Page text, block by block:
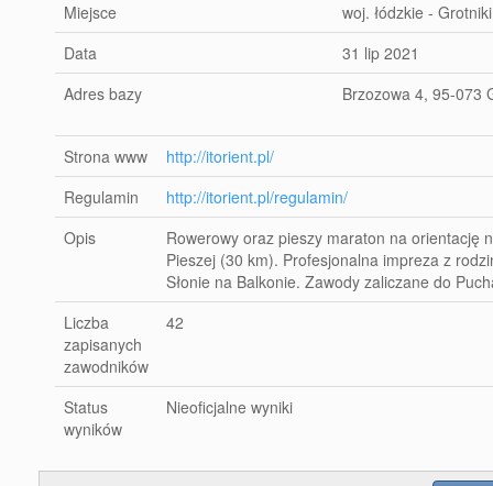
Miejsce
woj. łódzkie -
Data
31 lip 2021
Adres bazy
Brzozowa 4, 95-073
Strona www
http://itorient.pl/
Regulamin
http://itorient.pl/regulamin/
Opis
Rowerowy oraz pieszy maraton na orientację
Pieszej (30 km). Profesjonalna impreza z
Słonie na Balkonie. Zawody zaliczane do
Liczba
zapisanych
zawodników
42
Status
wyników
Nieoficjalne wyniki